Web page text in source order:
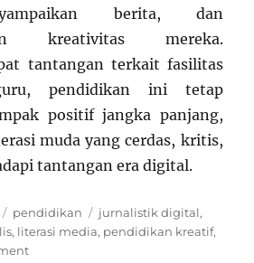
berita, dan
kreativitas mereka.
tantangan terkait fasilitas
pendidikan ini tetap
positif jangka panjang,
muda yang cerdas, kritis,
tantangan era digital.
Categories
pendidikan Tags
jurnalistik digital,
, literasi media, pendidikan kreatif,
on